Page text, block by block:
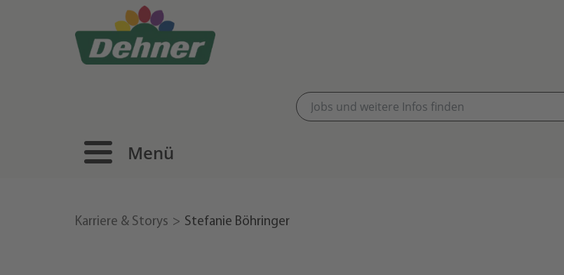
Menü
Karriere & Storys Stefanie Böhringer